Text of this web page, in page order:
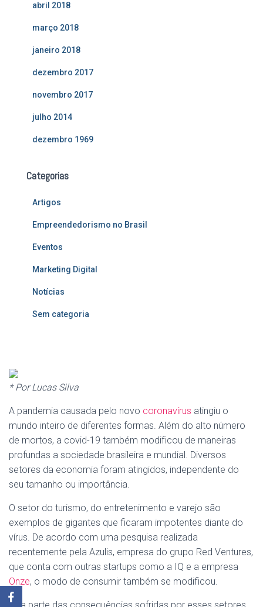
abril 2018
março 2018
janeiro 2018
dezembro 2017
novembro 2017
julho 2014
dezembro 1969
Categorias
Artigos
Empreendedorismo no Brasil
Eventos
Marketing Digital
Notícias
Sem categoria
* Por Lucas Silva
A pandemia causada pelo novo coronavírus atingiu o
mundo inteiro de diferentes formas. Além do alto número
de mortos, a covid-19 também modificou de maneiras
profundas a sociedade brasileira e mundial. Diversos
setores da economia foram atingidos, independente do
seu tamanho ou importância.
O setor do turismo, do entretenimento e varejo são
exemplos de gigantes que ficaram impotentes diante do
vírus. De acordo com uma pesquisa realizada
recentemente pela Azulis, empresa do grupo Red Ventures,
que conta com outras startups como a IQ e a empresa
Onze, o modo de consumir também se modificou.